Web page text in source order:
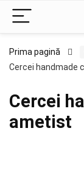
Prima pagină
Cercei handmade
Cercei
ametist